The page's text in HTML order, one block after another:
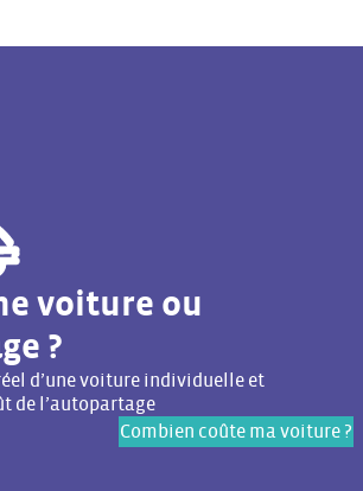
voiture ou
?
d’une voiture individuelle et
de l’autopartage
Combien coûte ma voiture ?